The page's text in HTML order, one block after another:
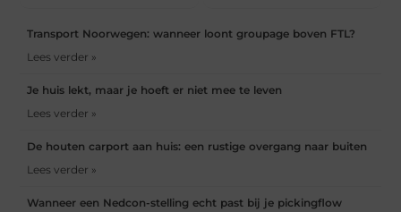
Transport Noorwegen: wanneer loont groupage boven FTL?
Lees verder »
Je huis lekt, maar je hoeft er niet mee te leven
Lees verder »
De houten carport aan huis: een rustige overgang naar buiten
Lees verder »
Wanneer een Nedcon-stelling echt past bij je pickingflow